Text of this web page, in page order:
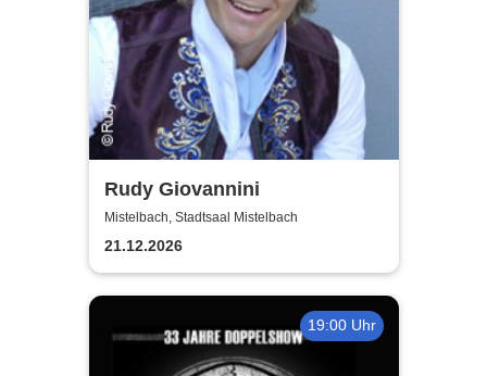
Rudy Giovannini
Mistelbach, Stadtsaal Mistelbach
21.12.2026
19:00 Uhr